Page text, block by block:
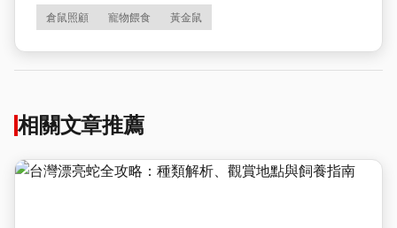
倉鼠照顧 寵物餵食 黃金鼠
相關文章推薦